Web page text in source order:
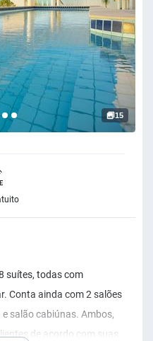
15
suítes, todas com
Conta ainda com 2 salões
salão cabiúnas. Ambos,
de acordo com suas